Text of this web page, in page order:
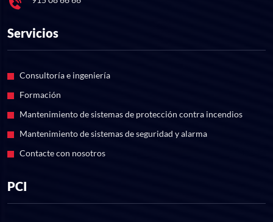
Servicios
Consultoría e ingeniería
Formación
Mantenimiento de sistemas de protección contra incendios
Mantenimiento de sistemas de seguridad y alarma
Contacte con nosotros
PCI